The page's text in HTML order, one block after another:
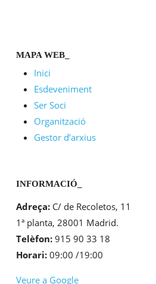
MAPA WEB_
Inici
Esdeveniment
Ser Soci
Organització
Gestor d’arxius
INFORMACIÓ_
Adreça:C/ de Recoletos, 11
1ª planta, 28001 Madrid.
Telèfon:915 90 33 18
Horari:09:00 /19:00
Veure a Google